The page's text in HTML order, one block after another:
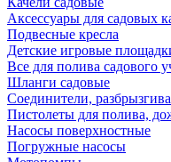
Аксессуары для садовых
Подвесные кресла
Детские игровые
Все для полива садового
Шланги садовые
Соединители,
Пистолеты для полива,
Насосы поверхностные
Погружные насосы